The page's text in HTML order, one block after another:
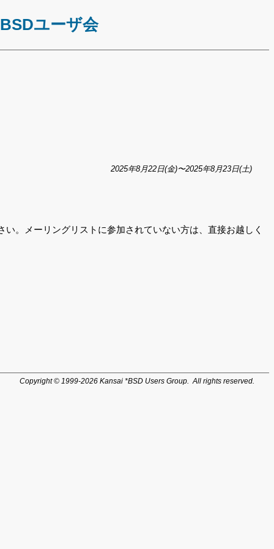
ユーザ会
2025年8月22日(金)〜2025年8月23日(土)
。メーリングリストに参加されていない方は、直接お越しく
Copyright © 1999-2026 Kansai *BSD Users Group. All rights reserved.